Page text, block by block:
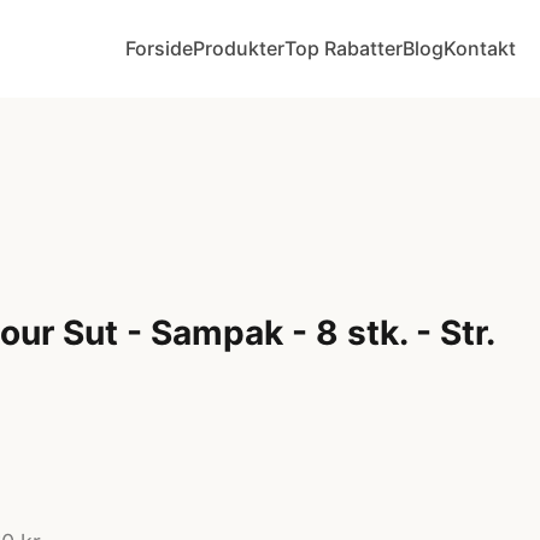
ForsideProdukterTop RabatterBlogKontakt
Sut - Sampak - 8 stk. - Str.